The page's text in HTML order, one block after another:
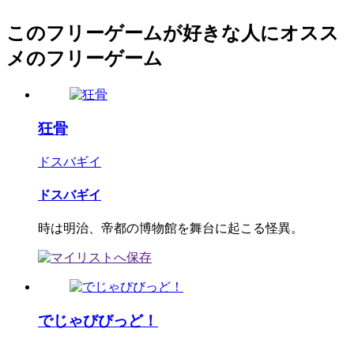
このフリーゲームが好きな人にオスス
メのフリーゲーム
狂骨
ドスバギイ
ドスバギイ
時は明治、帝都の博物館を舞台に起こる怪異。
でじゃびびっど！